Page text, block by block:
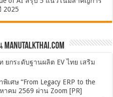
2025
ยกระดับฐานผลิต EV ไทย เสริม
ศษ “From Legacy ERP to the
าคม 2569 ผ่าน Zoom [PR]